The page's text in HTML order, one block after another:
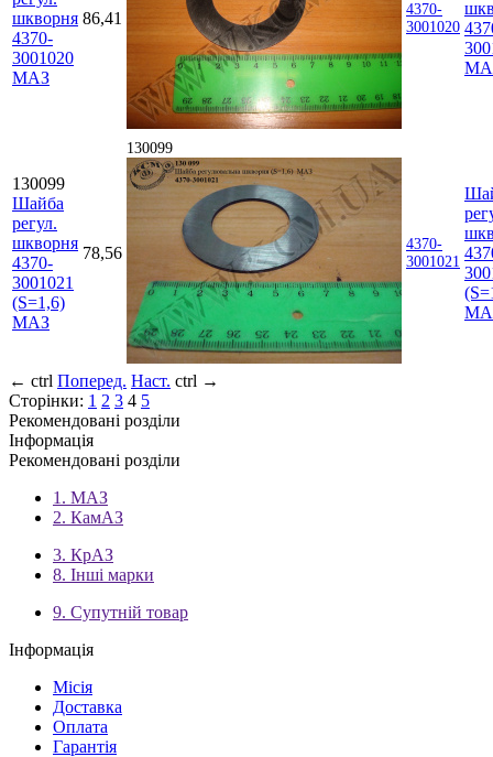
шкворня
4370-
3001020
МАЗ
86,41
4370-
3001020
130099
Шайба
регул.
шкворня
4370-
3001021
(S=1,6)
МАЗ
78,56
130099
4370-
3001021
← ctrl Поперед. Наст. ctrl →
Сторінки: 1 2 3 4 5
Рекомендовані розділи
Інформація
Рекомендовані розділи
1. МАЗ
2. КамАЗ
3. КрАЗ
8. Інші марки
9. Супутній товар
Інформація
Місія
Доставка
Оплата
Гарантія